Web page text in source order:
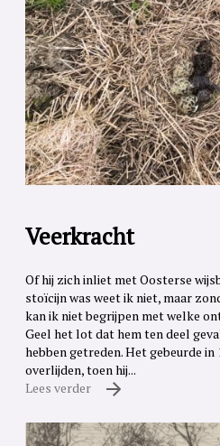
Veerkracht
Of hij zich inliet met Oosterse
stoïcijn was weet ik niet, maar
kan ik niet begrijpen met welke
Geel het lot dat hem ten deel
hebben getreden. Het gebeurde in
overlijden, toen hij...
Lees verder